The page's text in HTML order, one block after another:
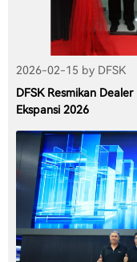
2026-02-15 by DFSK
DFSK Resmikan
Ekspansi 2026